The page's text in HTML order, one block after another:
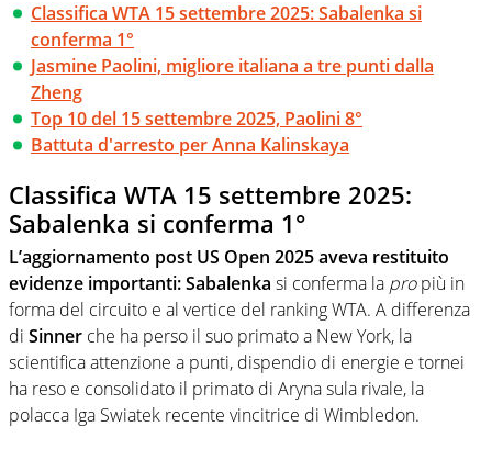
Classifica WTA 15 settembre 2025: Sabalenka si
conferma 1°
Jasmine Paolini, migliore italiana a tre punti dalla
Zheng
Top 10 del 15 settembre 2025, Paolini 8°
Battuta d'arresto per Anna Kalinskaya
Classifica WTA 15 settembre 2025:
Sabalenka si conferma 1°
L’aggiornamento post US Open 2025 aveva restituito
evidenze importanti: Sabalenka si conferma la propiù in
forma del circuito e al vertice del ranking WTA. A differenza
di Sinner che ha perso il suo primato a New York, la
scientifica attenzione a punti, dispendio di energie e tornei
ha reso e consolidato il primato di Aryna sula rivale, la
polacca Iga Swiatek recente vincitrice di Wimbledon.